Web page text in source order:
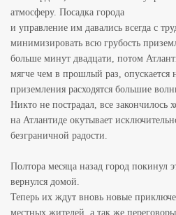
атмосферу. Посадка города
и управление им давались всегда с
минимизировать всю грубость
больше минут двадцати, потом
мягче чем в прошлый раз, опускается
приземления расходятся большие
Никто не пострадал, все
на Атлантиде окутывает
безграничной радости.
Полтора месяца назад город покинул
вернулся домой.
Теперь их ждут вновь новые
местных жителей, а так же